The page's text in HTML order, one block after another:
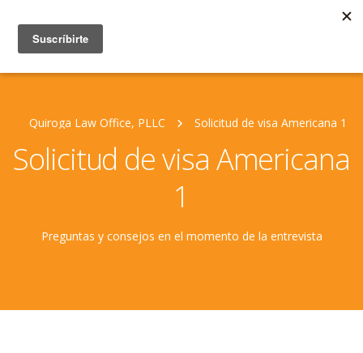
Quiroga Law Office, PLLC Solicitud de visa Americana 1
Solicitud de visa Americana
1
Preguntas y consejos en el momento de la entrevista